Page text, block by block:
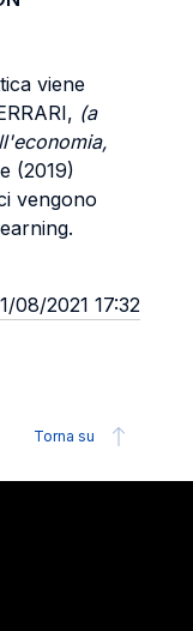
viene
(a
(2019)
vengono
08/2021 17:32
Torna su